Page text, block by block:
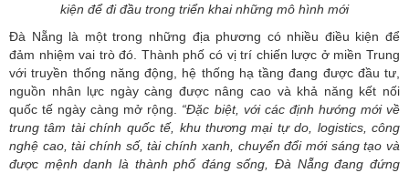
kiện để đi đầu trong triển khai những mô hình mới
Đà Nẵng là một trong những địa phương có nhiều điều kiện để
đảm nhiệm vai trò đó. Thành phố có vị trí chiến lược ở miền Trung
với truyền thống năng động, hệ thống hạ tầng đang được đầu tư,
nguồn nhân lực ngày càng được nâng cao và khả năng kết nối
quốc tế ngày càng mở rộng. “Đặc biệt, với các định hướng mới về
trung tâm tài chính quốc tế, khu thương mại tự do, logistics, công
nghệ cao, tài chính số, tài chính xanh, chuyển đổi mới sáng tạo và
được mệnh danh là thành phố đáng sống, Đà Nẵng đang đứng